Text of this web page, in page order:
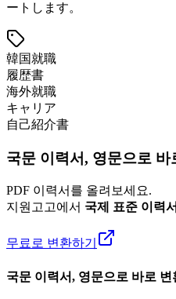
ートします。
韓国就職
履歴書
海外就職
キャリア
自己紹介書
국문 이력서, 영문으로 바
PDF 이력서를 올려보세요.
지원고고에서 국제 표준 이력서
무료로 변환하기
국문 이력서, 영문으로 바로 변